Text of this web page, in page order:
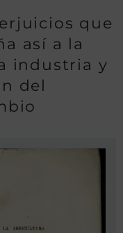
que
así a la
industria y
del